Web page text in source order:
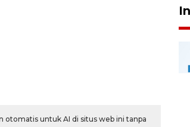
untuk AI di situs web ini tanpa